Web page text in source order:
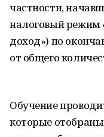
частности,
налоговый режим
доход») по
от общего
Обучение
которые отобраны